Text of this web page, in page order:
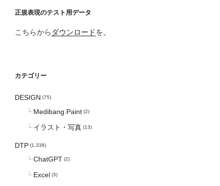
正規表現のテスト用データ
こちらから ダウンロード を。
カテゴリー
DESIGN (75)
Medibang Paint (2)
イラスト・写真 (13)
DTP (1,338)
ChatGPT (2)
Excel (3)